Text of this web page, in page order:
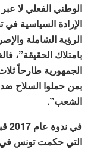
الوطني الفعلي لا
الإرادة السياسية
الرؤية الشاملة
بامتلاك الحقيقة”،
الجمهورية طارحاً
بمن حملوا السلاح ضد
الشعب”.
التي حكمت تونس في